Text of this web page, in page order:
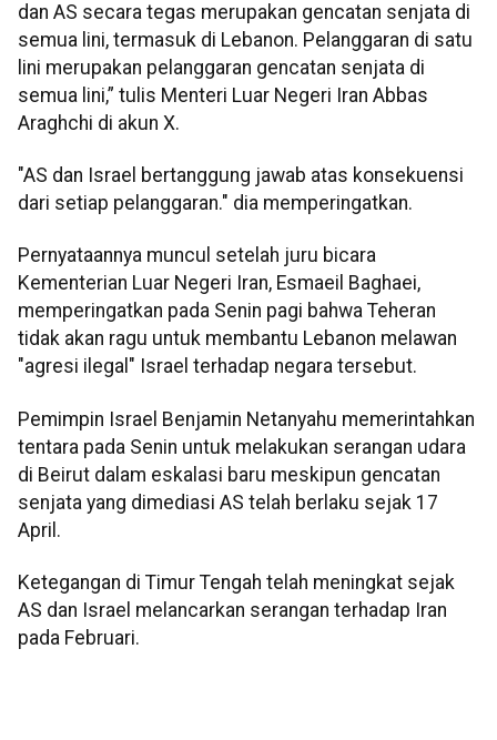
dan AS secara tegas merupakan gencatan senjata di
semua lini, termasuk di Lebanon. Pelanggaran di satu
lini merupakan pelanggaran gencatan senjata di
semua lini,” tulis Menteri Luar Negeri Iran Abbas
Araghchi di akun X.
"AS dan Israel bertanggung jawab atas konsekuensi
dari setiap pelanggaran." dia memperingatkan.
Pernyataannya muncul setelah juru bicara
Kementerian Luar Negeri Iran, Esmaeil Baghaei,
memperingatkan pada Senin pagi bahwa Teheran
tidak akan ragu untuk membantu Lebanon melawan
"agresi ilegal" Israel terhadap negara tersebut.
Pemimpin Israel Benjamin Netanyahu memerintahkan
tentara pada Senin untuk melakukan serangan udara
di Beirut dalam eskalasi baru meskipun gencatan
senjata yang dimediasi AS telah berlaku sejak 17
April.
Ketegangan di Timur Tengah telah meningkat sejak
AS dan Israel melancarkan serangan terhadap Iran
pada Februari.